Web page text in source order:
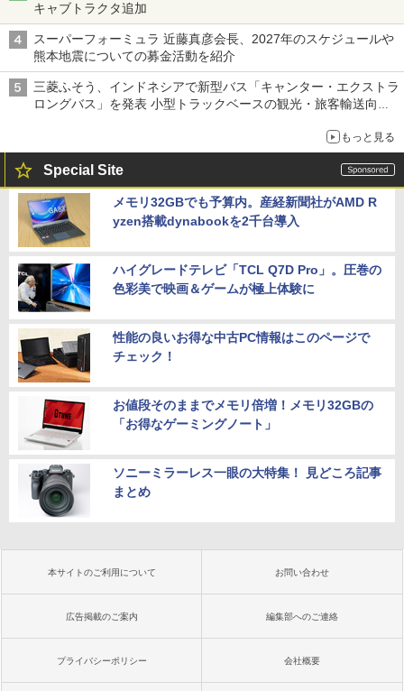
キャブトラクタ追加
スーパーフォーミュラ 近藤真彦会長、2027年のスケジュールや
熊本地震についての募金活動を紹介
三菱ふそう、インドネシアで新型バス「キャンター・エクストラ
ロングバス」を発表 小型トラックベースの観光・旅客輸送向け
もっと見る
Special Site
メモリ32GBでも予算内。産経新聞社がAMD R
yzen搭載dynabookを2千台導入
ハイグレードテレビ「TCL Q7D Pro」。圧巻の
色彩美で映画＆ゲームが極上体験に
性能の良いお得な中古PC情報はこのページで
チェック！
お値段そのままでメモリ倍増！メモリ32GBの
「お得なゲーミングノート」
ソニーミラーレス一眼の大特集！ 見どころ記事
まとめ
本サイトのご利用について お問い合わせ
広告掲載のご案内 編集部へのご連絡
プライバシーポリシー 会社概要